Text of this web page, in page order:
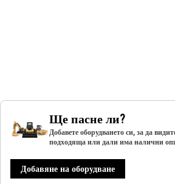
Ще пасне ли?
Добавете оборудването си, за да
подходяща или дали има налични
Добавяне на оборудване